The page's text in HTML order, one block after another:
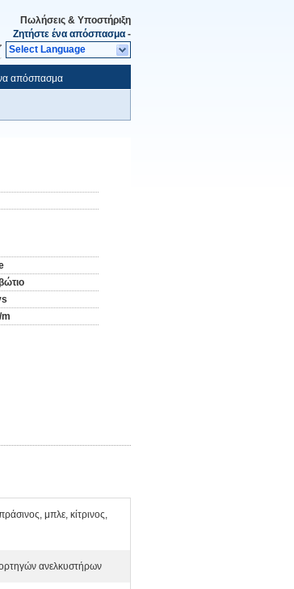
Πωλήσεις & Υποστήριξη
Ζητήστε ένα απόσπασμα -
Select Language
απόσπασμα
μπλε, κίτρινος,
ανελκυστήρων